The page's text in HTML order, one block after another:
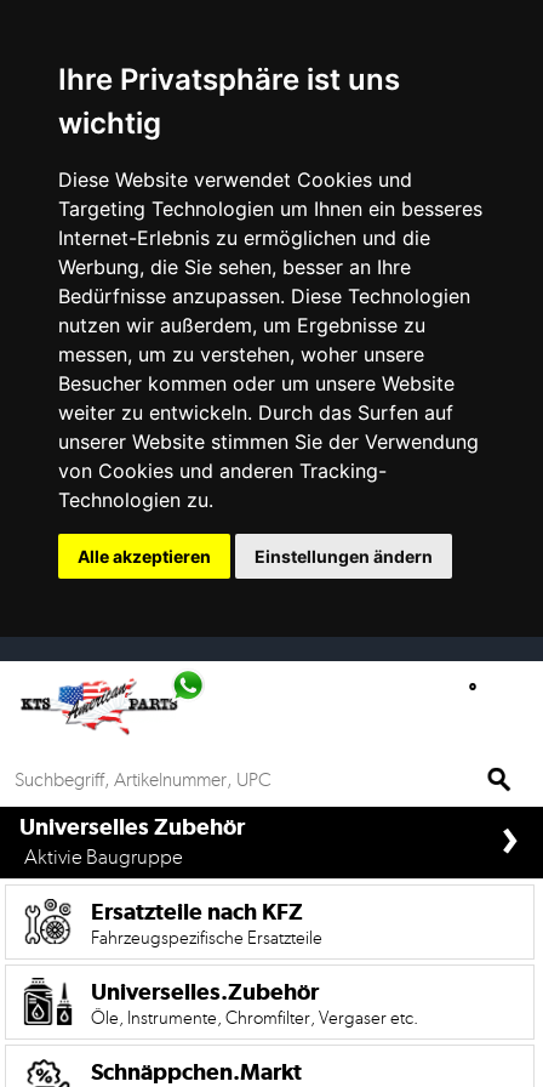
Ihre Privatsphäre ist uns
wichtig
Diese Website verwendet Cookies und
Targeting Technologien um Ihnen ein besseres
Internet-Erlebnis zu ermöglichen und die
Werbung, die Sie sehen, besser an Ihre
Bedürfnisse anzupassen. Diese Technologien
nutzen wir außerdem, um Ergebnisse zu
messen, um zu verstehen, woher unsere
Besucher kommen oder um unsere Website
weiter zu entwickeln. Durch das Surfen auf
unserer Website stimmen Sie der Verwendung
von Cookies und anderen Tracking-
Technologien zu.
Alle akzeptieren Einstellungen ändern
nach
KFZ
Universelles
Anfrage
&
Kontaktformular
Garage
Carport
Die
Mobile
Version
if%> >
Universelles Zubehör
Aktivie Baugruppe ›
Ersatzteile nach KFZ
Fahrzeugspezifische Ersatzteile
Universelles.Zubehör
Öle, Instrumente, Chromfilter, Vergaser etc.
Schnäppchen.Markt